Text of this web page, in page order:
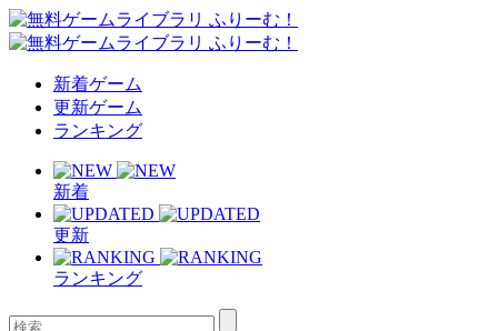
新着ゲーム
更新ゲーム
ランキング
新着
更新
ランキング